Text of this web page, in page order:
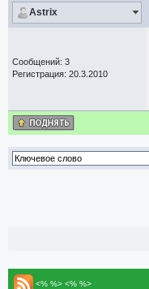
Astrix
Сообщений: 3
Регистрация: 20.3.2010
<% %> <% %>